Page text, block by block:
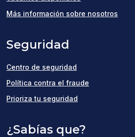
in
Más información sobre nosotros
Seguridad
Centro de seguridad
Política contra el fraude
Prioriza tu seguridad
¿Sabías que?